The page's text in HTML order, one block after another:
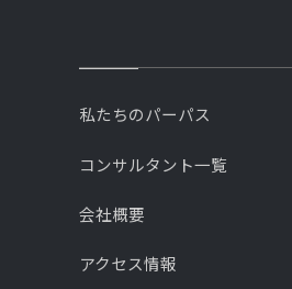
私たちのパーパス
コンサルタント一覧
会社概要
アクセス情報